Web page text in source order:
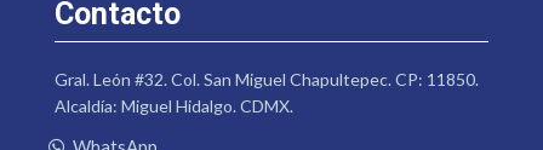
Contacto
Gral. León #32. Col. San Miguel Chapultepec. CP: 11850.
Alcaldía: Miguel Hidalgo. CDMX.